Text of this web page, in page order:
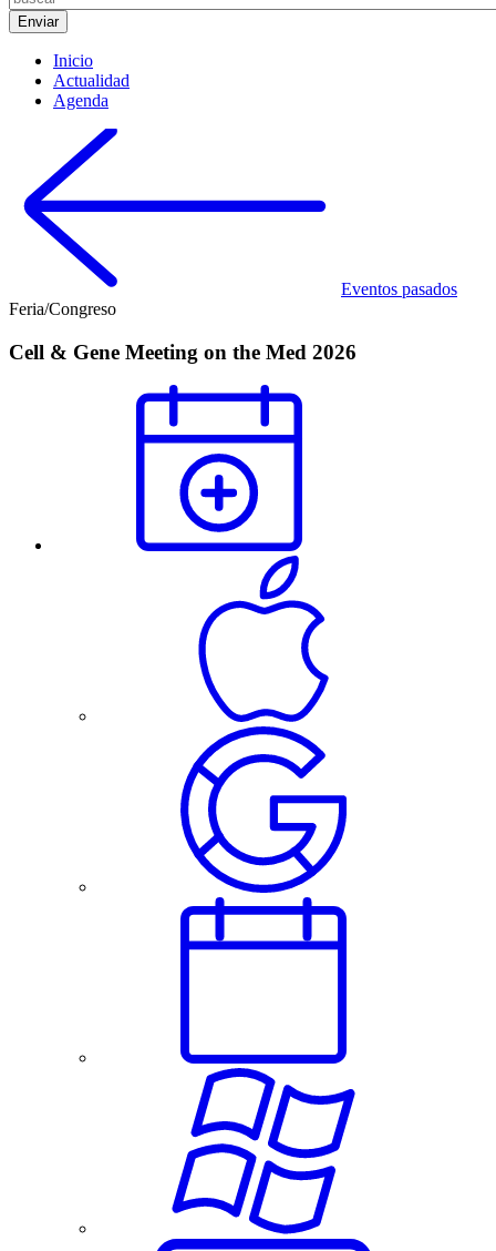
Inicio
Actualidad
Agenda
Eventos pasados
Feria/Congreso
Cell & Gene Meeting on the Med 2026